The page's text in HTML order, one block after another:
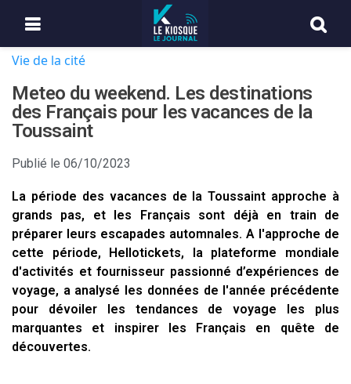
Vie de la cité
Meteo du weekend. Les destinations
des Français pour les vacances de la
Toussaint
Publié le 06/10/2023
La période des vacances de la Toussaint approche à
grands pas, et les Français sont déjà en train de
préparer leurs escapades automnales. A l'approche de
cette période, Hellotickets, la plateforme mondiale
d'activités et fournisseur passionné d’expériences de
voyage, a analysé les données de l'année précédente
pour dévoiler les tendances de voyage les plus
marquantes et inspirer les Français en quête de
découvertes.